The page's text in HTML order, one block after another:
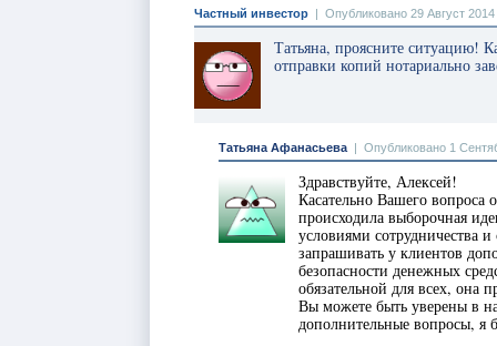
Частный инвестор | Опубликовано 29 Август
Татьяна, проясните ситуацию!
отправки копий нотариально
Татьяна Афанасьева | Опубликовано 1
Здравствуйте, Алексей!
Касательно Вашего вопроса
происходила выборочная
условиями сотрудничества
запрашивать у клиентов
безопасности денежных
обязательной для всех, она
Вы можете быть уверены в
дополнительные вопросы, я